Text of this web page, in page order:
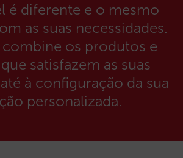
é diferente e o mesmo
as suas necessidades.
combine os produtos e
satisfazem as suas
à configuração da sua
personalizada.